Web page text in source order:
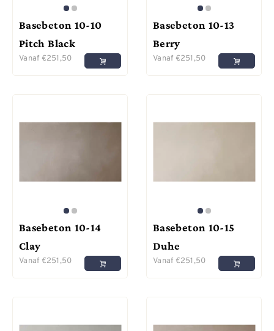
Basebeton 10-10
Pitch Black
Vanaf €251,50
Basebeton 10-13
Berry
Vanaf €251,50
Basebeton 10-14
Clay
Vanaf €251,50
Basebeton 10-15
Duhe
Vanaf €251,50